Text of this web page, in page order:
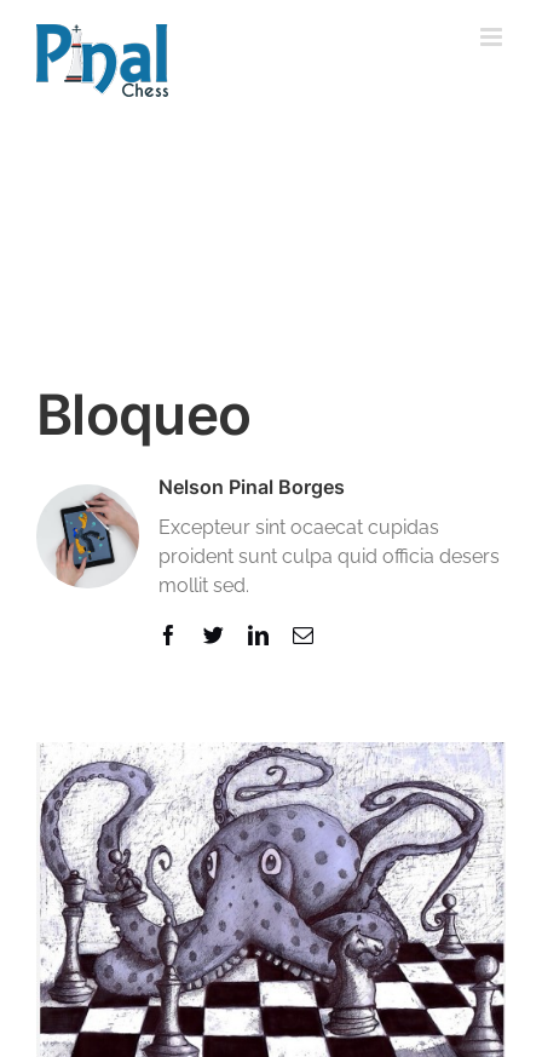
contenido
Bloqueo
Nelson Pinal Borges
Excepteur sint ocaecat cupidas
proident sunt culpa quid officia desers
mollit sed.